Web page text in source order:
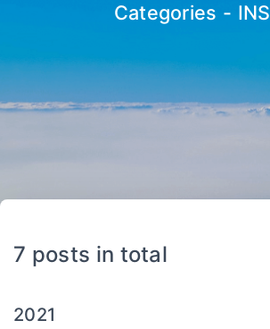
Categories - INS
7 posts in total
2021